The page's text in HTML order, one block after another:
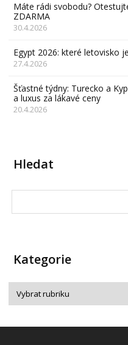
Máte rádi svobodu?
ZDARMA
30.4.2026
Egypt 2026: které letovisko
27.4.2026
Šťastné týdny: Turecko a
a luxus za lákavé ceny
20.4.2026
Hledat
Kategorie